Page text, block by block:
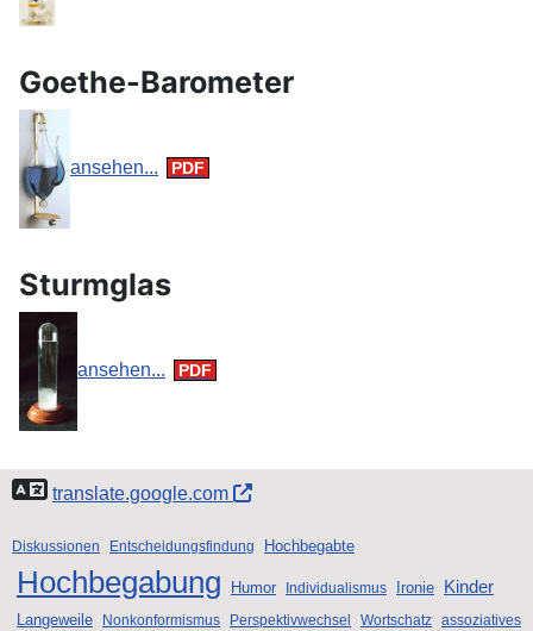
Goethe-Barometer
ansehen...
Sturmglas
ansehen...
translate.google.com
Diskussionen Entscheidungsfindung Hochbegabte
Hochbegabung Humor Individualismus Ironie Kinder
Langeweile Nonkonformismus Perspektivwechsel Wortschatz assoziatives